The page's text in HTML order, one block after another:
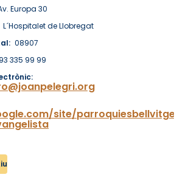
Europa 30
L´Hospitalet de Llobregat
08907
93 335 99 99
site/